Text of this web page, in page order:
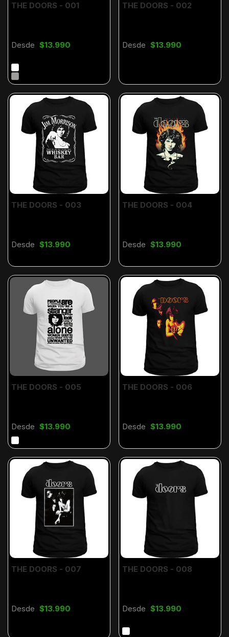
THE DOORS - 001
Desde $13.990
THE DOORS - 002
Desde $13.990
THE DOORS - 003
Desde $13.990
THE DOORS - 004
Desde $13.990
THE DOORS - 005
Desde $13.990
THE DOORS - 006
Desde $13.990
THE DOORS - 007
Desde $13.990
THE DOORS - 008
Desde $13.990